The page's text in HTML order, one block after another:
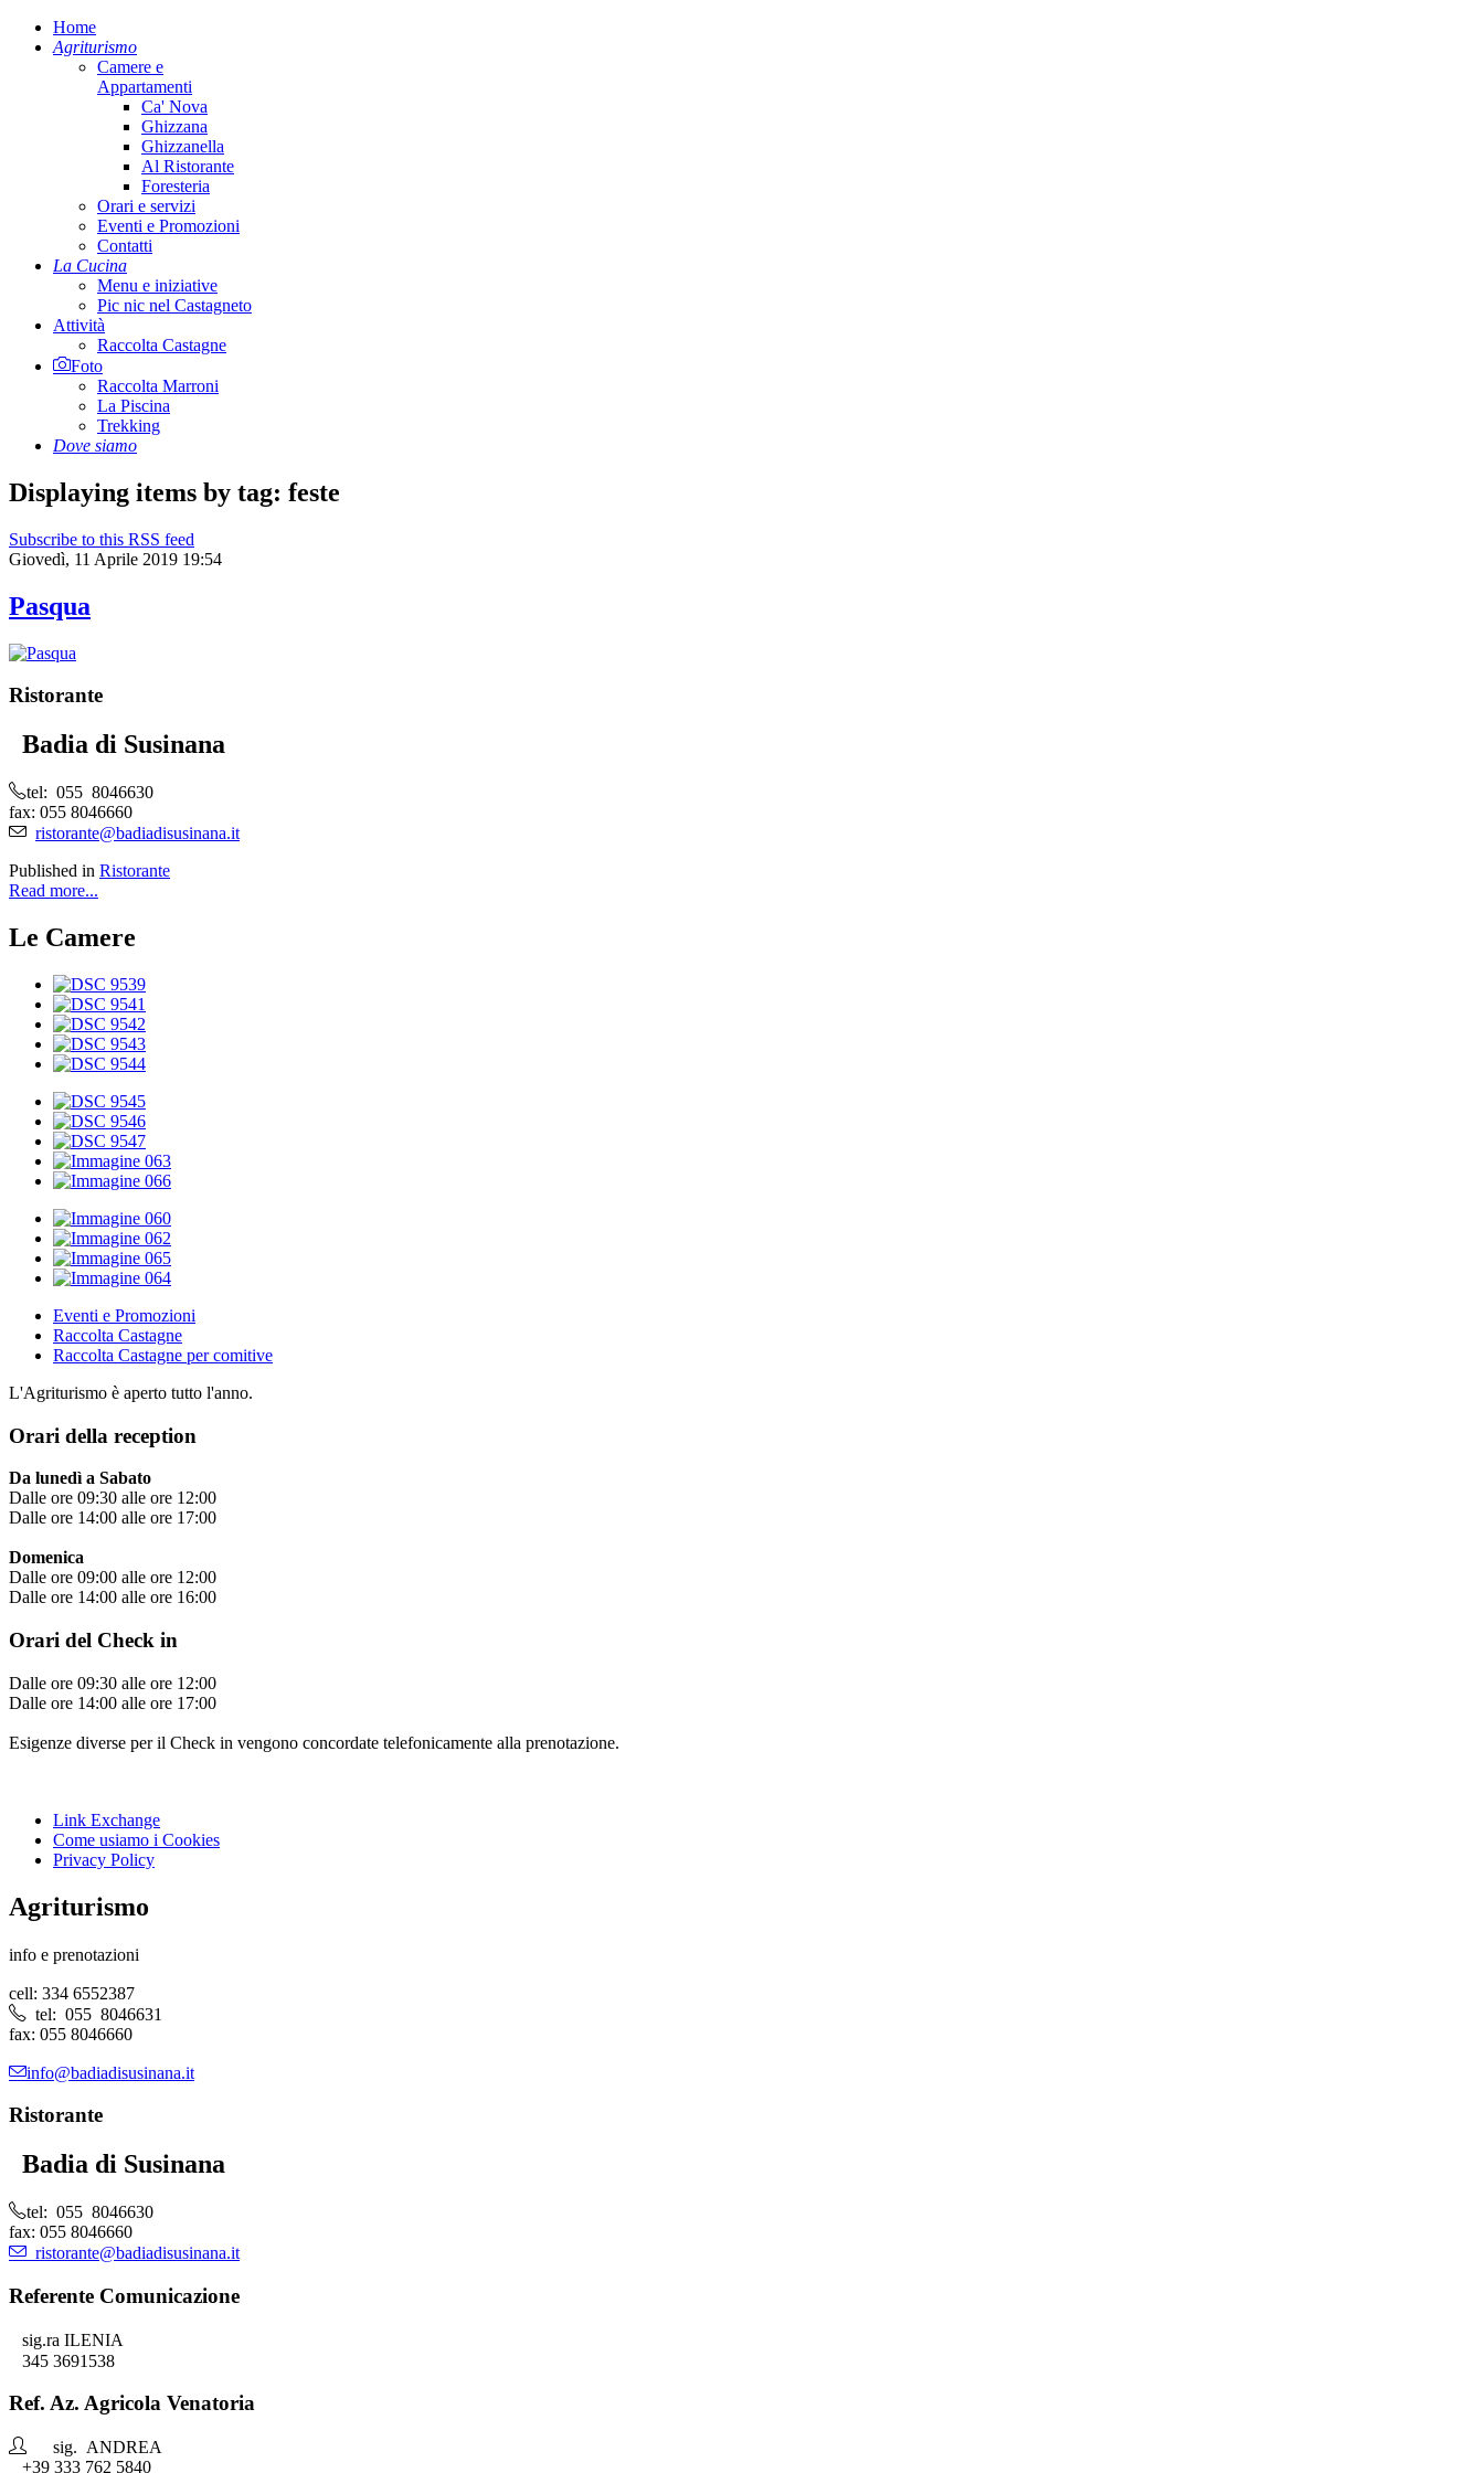
Home
Agriturismo
Camere e
Appartamenti
Ca' Nova
Ghizzana
Ghizzanella
Al Ristorante
Foresteria
Orari e servizi
Eventi e Promozioni
Contatti
La Cucina
Menu e iniziative
Pic nic nel Castagneto
Attività
Raccolta Castagne
Foto
Raccolta Marroni
La Piscina
Trekking
Dove siamo
Displaying items by tag: feste
Subscribe to this RSS feed
Giovedì, 11 Aprile 2019 19:54
Pasqua
Ristorante
Badia di Susinana
tel: 055 8046630
fax: 055 8046660
ristorante@badiadisusinana.it
Published in Ristorante
Read more...
Le Camere
Eventi e Promozioni
Raccolta Castagne
Raccolta Castagne per comitive
L'Agriturismo è aperto tutto l'anno.
Orari della reception
Da lunedì a Sabato
Dalle ore 09:30 alle ore 12:00
Dalle ore 14:00 alle ore 17:00
Domenica
Dalle ore 09:00 alle ore 12:00
Dalle ore 14:00 alle ore 16:00
Orari del Check in
Dalle ore 09:30 alle ore 12:00
Dalle ore 14:00 alle ore 17:00
Esigenze diverse per il Check in vengono concordate telefonicamente alla prenotazione.
Link Exchange
Come usiamo i Cookies
Privacy Policy
Agriturismo
info e prenotazioni
cell: 334 6552387
tel: 055 8046631
fax: 055 8046660
info@badiadisusinana.it
Ristorante
Badia di Susinana
tel: 055 8046630
fax: 055 8046660
ristorante@badiadisusinana.it
Referente Comunicazione
sig.ra ILENIA
345 3691538
Ref. Az. Agricola Venatoria
sig. ANDREA
+39 333 762 5840